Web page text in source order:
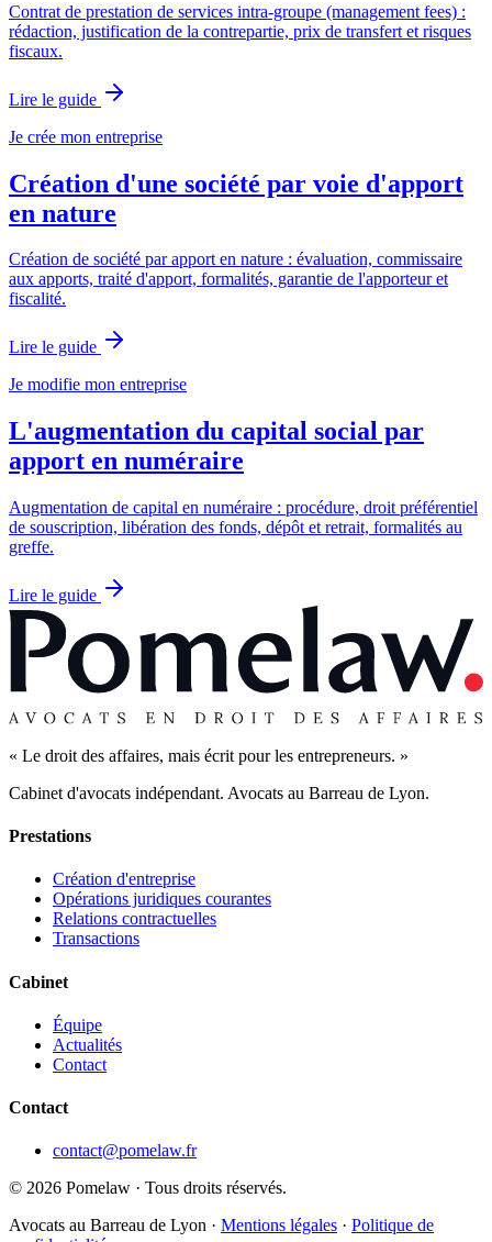
Contrat de prestation de services intra-groupe (management fees) :
rédaction, justification de la contrepartie, prix de transfert et risques
fiscaux.
Lire le guide
Je crée mon entreprise
Création d'une société par voie d'apport
en nature
Création de société par apport en nature : évaluation, commissaire
aux apports, traité d'apport, formalités, garantie de l'apporteur et
fiscalité.
Lire le guide
Je modifie mon entreprise
L'augmentation du capital social par
apport en numéraire
Augmentation de capital en numéraire : procédure, droit préférentiel
de souscription, libération des fonds, dépôt et retrait, formalités au
greffe.
Lire le guide
« Le droit des affaires, mais écrit pour les entrepreneurs. »
Cabinet d'avocats indépendant. Avocats au Barreau de Lyon.
Prestations
Création d'entreprise
Opérations juridiques courantes
Relations contractuelles
Transactions
Cabinet
Équipe
Actualités
Contact
Contact
contact@pomelaw.fr
© 2026 Pomelaw · Tous droits réservés.
Avocats au Barreau de Lyon · Mentions légales · Politique de